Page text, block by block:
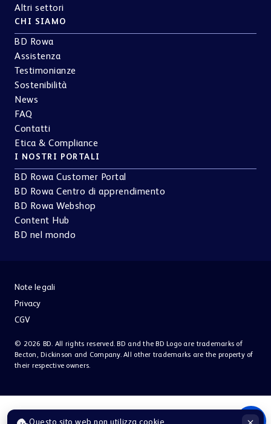
Altri settori
CHI SIAMO
BD Rowa
Assistenza
Testimonianze
Sostenibilità
News
FAQ
Contatti
Etica & Compliance
I NOSTRI PORTALI
BD Rowa Customer Portal
BD Rowa Centro di apprendimento
BD Rowa Webshop
Content Hub
BD nel mondo
Note legali
Privacy
CGV
© 2026 BD. All rights reserved. BD and the BD Logo are trademarks of
Becton, Dickinson and Company. All other trademarks are the property of
their respective owners.
Questo sito web non utilizza cookie.